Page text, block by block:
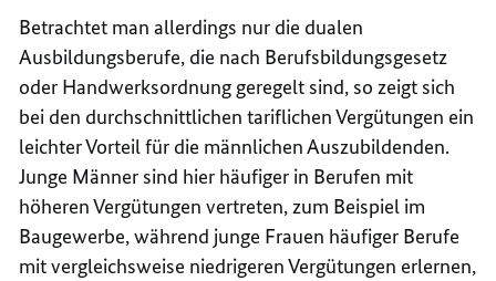
Betrachtet man allerdings nur die dualen
Ausbildungsberufe, die nach Berufsbildungsgesetz
oder Handwerksordnung geregelt sind, so zeigt sich
bei den durchschnittlichen tariflichen Vergütungen ein
leichter Vorteil für die männlichen Auszubildenden.
Junge Männer sind hier häufiger in Berufen mit
höheren Vergütungen vertreten, zum Beispiel im
Baugewerbe, während junge Frauen häufiger Berufe
mit vergleichsweise niedrigeren Vergütungen erlernen,